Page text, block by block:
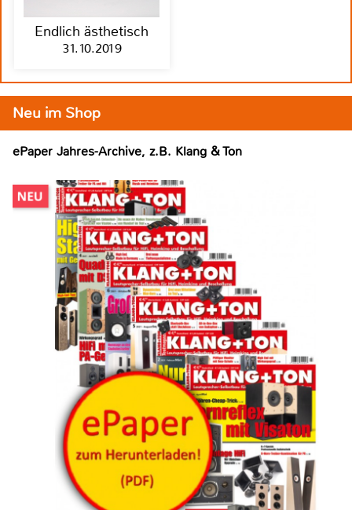
Endlich ästhetisch
31.10.2019
Neu im Shop
ePaper Jahres-Archive, z.B. Klang & Ton